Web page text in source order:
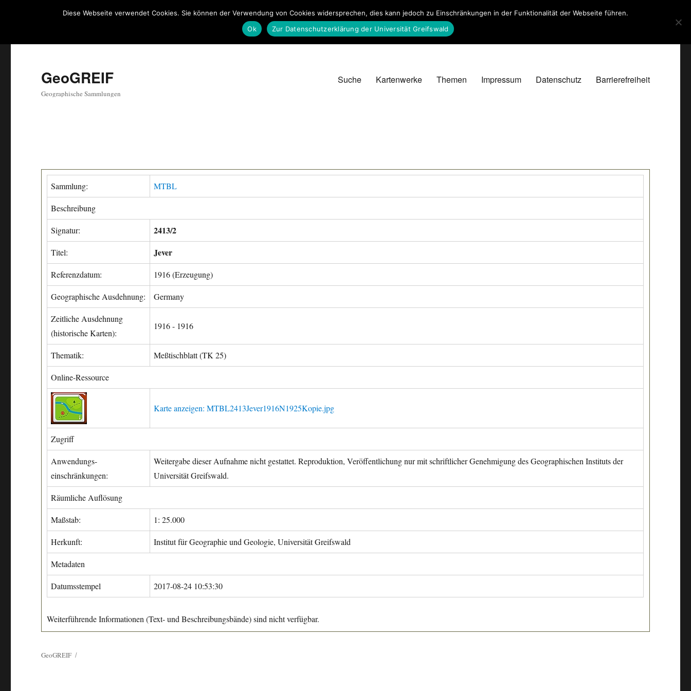
GeoGREIF
Geographische Sammlungen
Suche Kartenwerke Themen Impressum Datenschutz Barrierefreiheit
Sammlung: MTBL
Beschreibung
Signatur: 2413/2
Titel: Jever
Referenzdatum: 1916 (Erzeugung)
Geographische Ausdehnung: Germany
Zeitliche Ausdehnung
(historische Karten):
1916 - 1916
Thematik: Meßtischblatt (TK 25)
Online-Ressource
Karte anzeigen: MTBL2413Jever1916N1925Kopie.jpg
Zugriff
Anwendungs-
einschränkungen:
Weitergabe dieser Aufnahme nicht gestattet. Reproduktion, Veröffentlichung nur mit schriftlicher Genehmigung des Geographischen Instituts der
Universität Greifswald.
Räumliche Auflösung
Maßstab: 1: 25.000
Herkunft: Institut für Geographie und Geologie, Universität Greifswald
Metadaten
Datumsstempel 2017-08-24 10:53:30
Weiterführende Informationen (Text- und Beschreibungsbände) sind nicht verfügbar.
GeoGREIF
Diese Webseite verwendet Cookies. Sie können der Verwendung von Cookies widersprechen, dies kann jedoch zu Einschränkungen in der Funktionalität der Webseite führen.
Ok
Zur Datenschutzerklärung der Universität Greifswald